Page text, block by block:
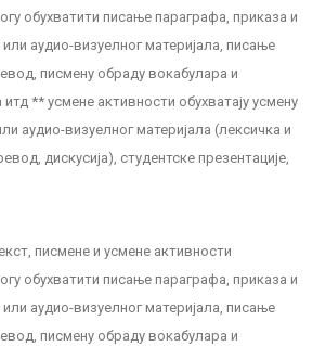
обухватити писање параграфа, приказа и
аудио-визуелног материјала, писање
писмену обраду вокабулара и
итд ** усмене активности обухватају усмену
аудио-визуелног материјала (лексичка и
дискусија), студентске презентације,
писмене и усмене активности
обухватити писање параграфа, приказа и
аудио-визуелног материјала, писање
писмену обраду вокабулара и